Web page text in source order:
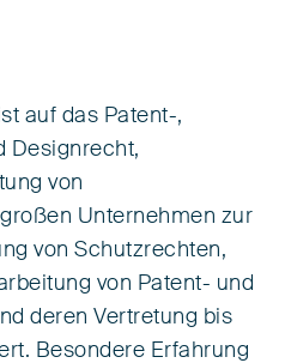
auf das Patent-,
Designrecht,
von
Unternehmen zur
von Schutzrechten,
von Patent- und
deren Vertretung bis
Besondere Erfahrung